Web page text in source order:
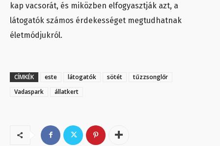
kap vacsorát, és miközben elfogyasztják azt, a
látogatók számos érdekességet megtudhatnak
életmódjukról.
CÍMKÉK este látogatók sötét
tűzzsonglőr
Vadaspark
állatkert